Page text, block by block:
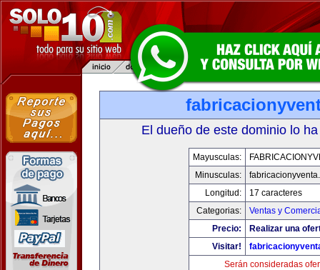
El dueño de este dominio lo
Mayusculas:
Minusculas:
Longitud:
17 caracteres
Categorias:
Ventas y
Precio:
Realizar una
Visitar!
Serán consideradas